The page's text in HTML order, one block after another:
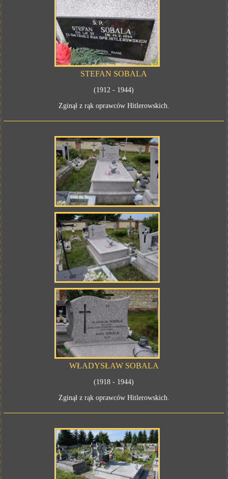
STEFAN SOBALA
(1912 - 1944)
Zginął z rąk oprawców Hitlerowskich.
WŁADYSŁAW SOBALA
(1918 - 1944)
Zginął z rąk oprawców Hitlerowskich.